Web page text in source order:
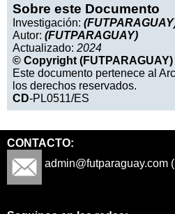
Sobre este Documento
Investigación:
Autor: (FUTPARAGUAY)
Actualizado: 2024
© Copyright (FUTPARAGUAY)
Este documento pertenece al
los derechos reservados.
CD-PL0511/ES
CONTACTO:
admin@futparaguay.com